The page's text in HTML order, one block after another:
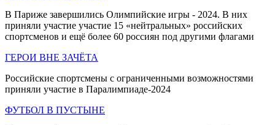
В Париже завершились Олимпийские игры - 2024. В них
приняли участие участие 15 «нейтральных» российских
спортсменов и ещё более 60 россиян под другими флагами
ГЕРОИ ВНЕ ЗАЧЁТА
Российские спортсмены с ограниченными возможностями
приняли участие в Паралимпиаде-2024
ФУТБОЛ В ПУСТЫНЕ